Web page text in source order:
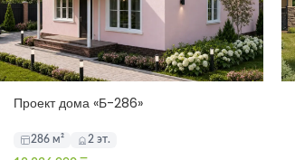
Проект дома «Б-286»
286 м² 2 эт.